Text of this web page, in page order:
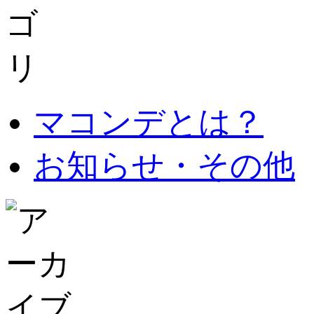
マコンデとは？
お知らせ・その他